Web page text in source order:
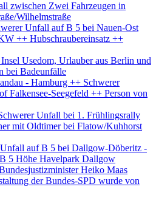
zwischen Zwei Fahrzeugen in
Wilhelmstraße
Unfall auf B 5 bei Nauen-Ost
++ Hubschraubereinsatz ++
Usedom, Urlauber aus Berlin und
bei Badeunfälle
- Hamburg ++ Schwerer
Falkensee-Seegefeld ++ Person von
Unfall bei 1. Frühlingsrally
mit Oldtimer bei Flatow/Kuhhorst
auf B 5 bei Dallgow-Döberitz -
5 Höhe Havelpark Dallgow
Heiko Maas
der Bundes-SPD wurde von